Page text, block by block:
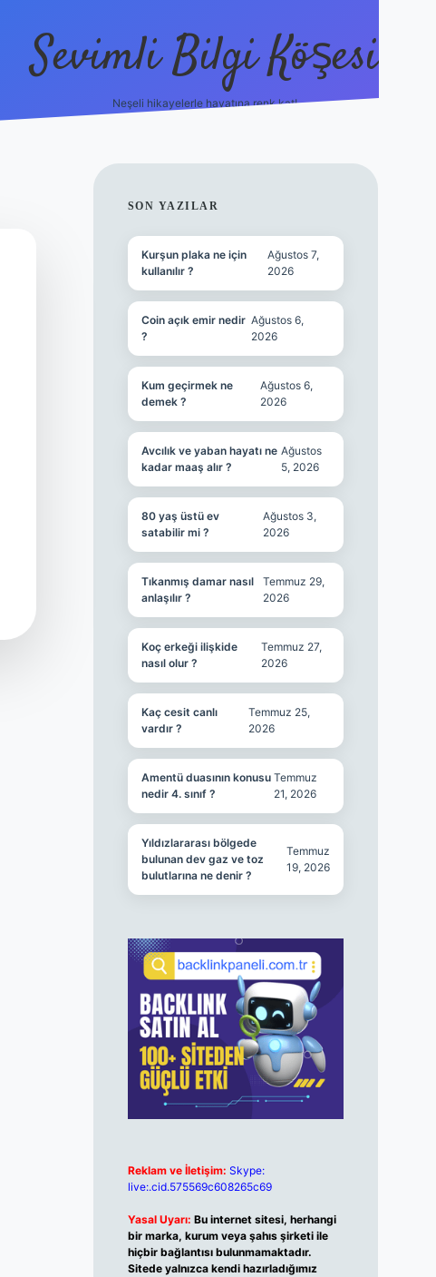
Sevimli Bilgi Köşesi
Neşeli hikayelerle hayatına renk kat!
SIDEBAR
SON YAZILAR
Kurşun plaka ne için
kullanılır ?
Ağustos 7,
2026
Coin açık emir nedir
?
Ağustos 6,
2026
Kum geçirmek ne
demek ?
Ağustos 6,
2026
Avcılık ve yaban hayatı ne
kadar maaş alır ?
Ağustos
5, 2026
80 yaş üstü ev
satabilir mi ?
Ağustos 3,
2026
Tıkanmış damar nasıl
anlaşılır ?
Temmuz 29,
2026
Koç erkeği ilişkide
nasıl olur ?
Temmuz 27,
2026
Kaç cesit canlı
vardır ?
Temmuz 25,
2026
Amentü duasının konusu
nedir 4. sınıf ?
Temmuz
21, 2026
Yıldızlararası bölgede
bulunan dev gaz ve toz
bulutlarına ne denir ?
Temmuz
19, 2026
Reklam ve İletişim: Skype:
live:.cid.575569c608265c69
Yasal Uyarı: Bu internet sitesi, herhangi
bir marka, kurum veya şahıs şirketi ile
hiçbir bağlantısı bulunmamaktadır.
Sitede yalnızca kendi hazırladığımız
hiltonbet güncel giriş